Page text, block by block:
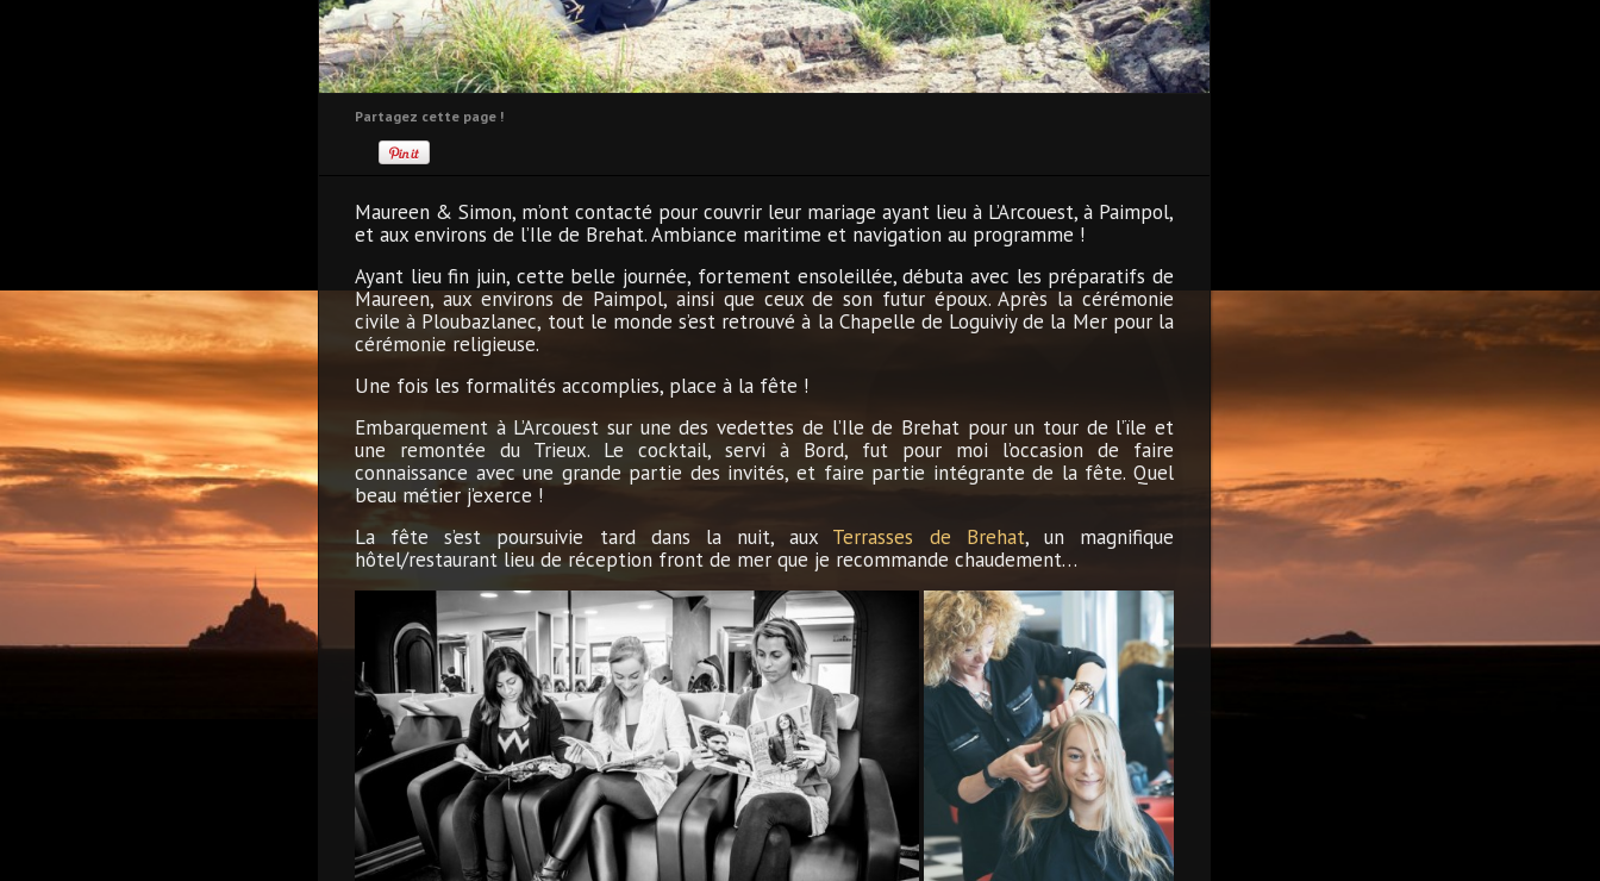
Partagez cette page !
Maureen & Simon, m’ont contacté pour couvrir leur mariage ayant lieu à L’Arcouest, à Paimpol,
et aux environs de l’Ile de Brehat. Ambiance maritime et navigation au programme !
Ayant lieu fin juin, cette belle journée, fortement ensoleillée, débuta avec les préparatifs de
Maureen, aux environs de Paimpol, ainsi que ceux de son futur époux. Après la cérémonie
civile à Ploubazlanec, tout le monde s’est retrouvé à la Chapelle de Loguiviy de la Mer pour la
cérémonie religieuse.
Une fois les formalités accomplies, place à la fête !
Embarquement à L’Arcouest sur une des vedettes de l’Ile de Brehat pour un tour de l’ïle et
une remontée du Trieux. Le cocktail, servi à Bord, fut pour moi l’occasion de faire
connaissance avec une grande partie des invités, et faire partie intégrante de la fête. Quel
beau métier j’exerce !
La fête s’est poursuivie tard dans la nuit, aux Terrasses de Brehat, un magnifique
hôtel/restaurant lieu de réception front de mer que je recommande chaudement…